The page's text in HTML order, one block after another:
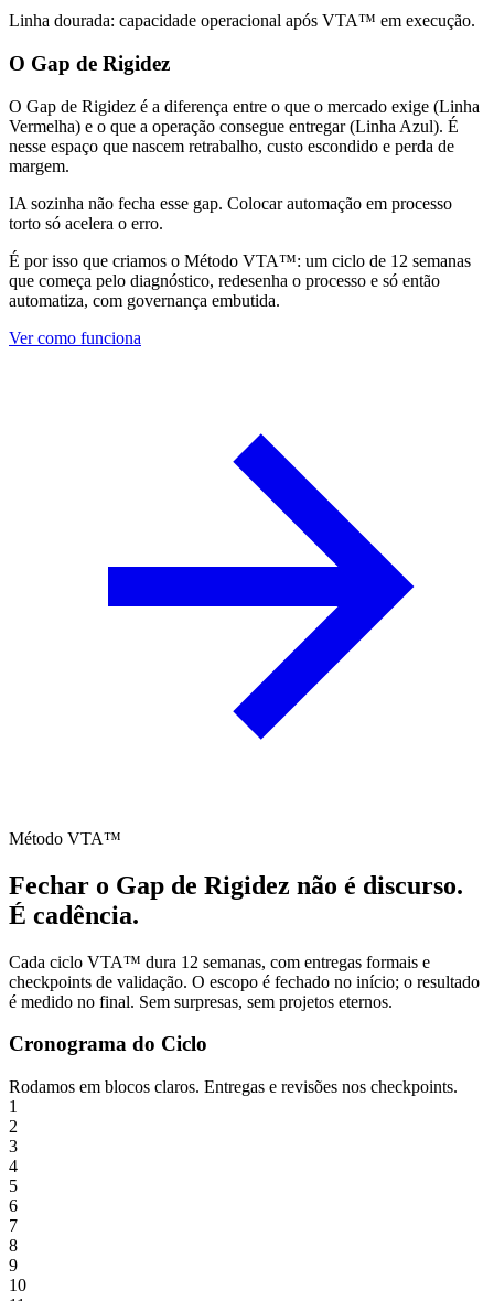
Linha dourada: capacidade operacional após VTA™ em execução.
O Gap de Rigidez
O Gap de Rigidez é a diferença entre o que o mercado exige (Linha
Vermelha) e o que a operação consegue entregar (Linha Azul). É
nesse espaço que nascem retrabalho, custo escondido e perda de
margem.
IA sozinha não fecha esse gap. Colocar automação em processo
torto só acelera o erro.
É por isso que criamos o Método VTA™: um ciclo de 12 semanas
que começa pelo diagnóstico, redesenha o processo e só então
automatiza, com governança embutida.
Ver como funciona
Método VTA™
Fechar o Gap de Rigidez não é discurso.
É cadência.
Cada ciclo VTA™ dura 12 semanas, com entregas formais e
checkpoints de validação. O escopo é fechado no início; o resultado
é medido no final. Sem surpresas, sem projetos eternos.
Cronograma do Ciclo
Rodamos em blocos claros. Entregas e revisões nos checkpoints.
1
2
3
4
5
6
7
8
9
10